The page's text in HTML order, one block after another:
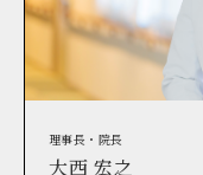
理事長・院長
大西 宏之